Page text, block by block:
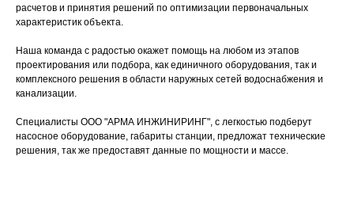
расчетов и принятия решений по оптимизации первоначальных
характеристик объекта.
Наша команда с радостью окажет помощь на любом из этапов
проектирования или подбора, как единичного оборудования, так и
комплексного решения в области наружных сетей водоснабжения и
канализации.
Специалисты ООО "АРМА ИНЖИНИРИНГ", с легкостью подберут
насосное оборудование, габариты станции, предложат технические
решения, так же предоставят данные по мощности и массе.